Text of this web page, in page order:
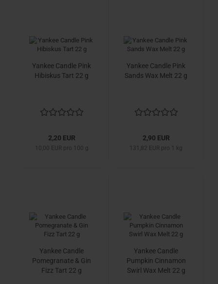
Yankee Candle Pink
Hibiskus Tart 22 g
2,20 EUR
10,00 EUR pro 100 g
Yankee Candle Pink
Sands Wax Melt 22 g
2,90 EUR
131,82 EUR pro 1 kg
Yankee Candle
Pomegranate & Gin
Fizz Tart 22 g
Yankee Candle
Pumpkin Cinnamon
Swirl Wax Melt 22 g